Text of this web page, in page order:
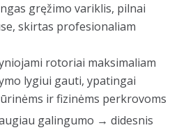
gręžimo variklis, pilnai
skirtas profesionaliam
rotoriai maksimaliam
lygiui gauti, ypatingai
ir fizinėms perkrovoms
galingumo → didesnis